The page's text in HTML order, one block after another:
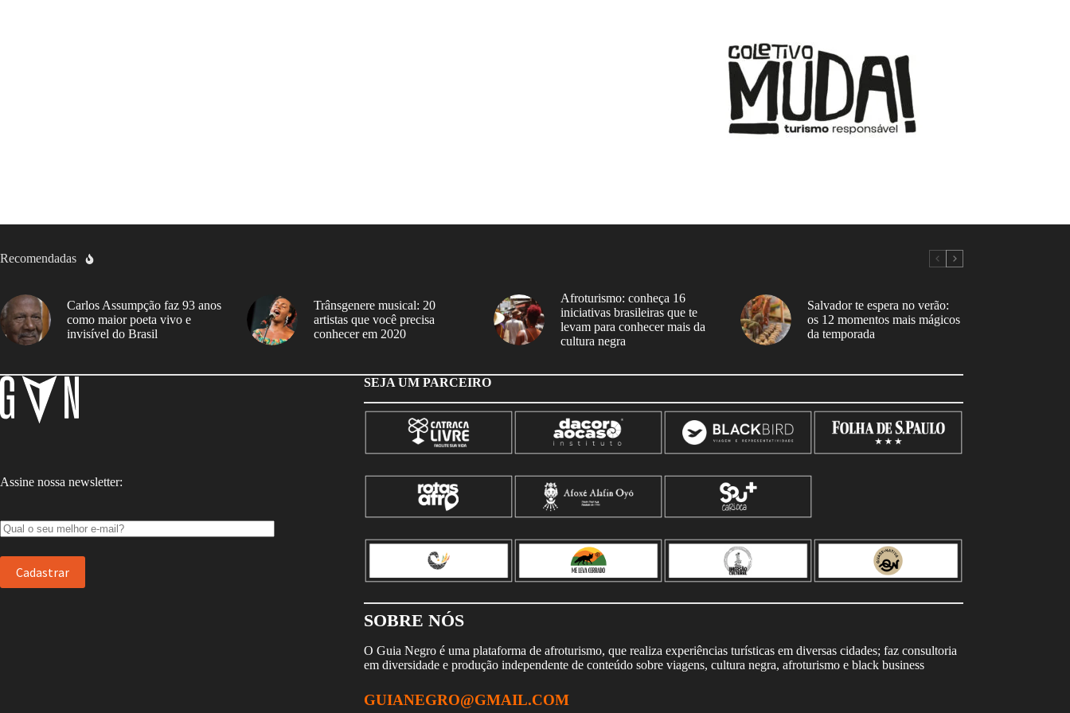
Recomendadas
Carlos Assumpção faz 93 anos
como maior poeta vivo e
invisível do Brasil
Trânsgenere musical: 20
artistas que você precisa
conhecer em 2020
Afroturismo: conheça 16
iniciativas brasileiras que te
levam para conhecer mais da
cultura negra
Salvador te espera no verão:
os 12 momentos mais mágicos
da temporada
Assine nossa newsletter:
SEJA UM PARCEIRO
SOBRE NÓS
O Guia Negro é uma plataforma de afroturismo, que realiza experiências turísticas em diversas cidades; faz consultoria
em diversidade e produção independente de conteúdo sobre viagens, cultura negra, afroturismo e black business
GUIANEGRO@GMAIL.COM